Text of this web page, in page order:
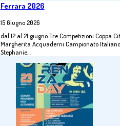
Ferrara 2026
15 Giugno 2026
dal 12 al 21 giugno Tre Competizioni Coppa
Margherita Acquaderni Campionato
Stephanie…